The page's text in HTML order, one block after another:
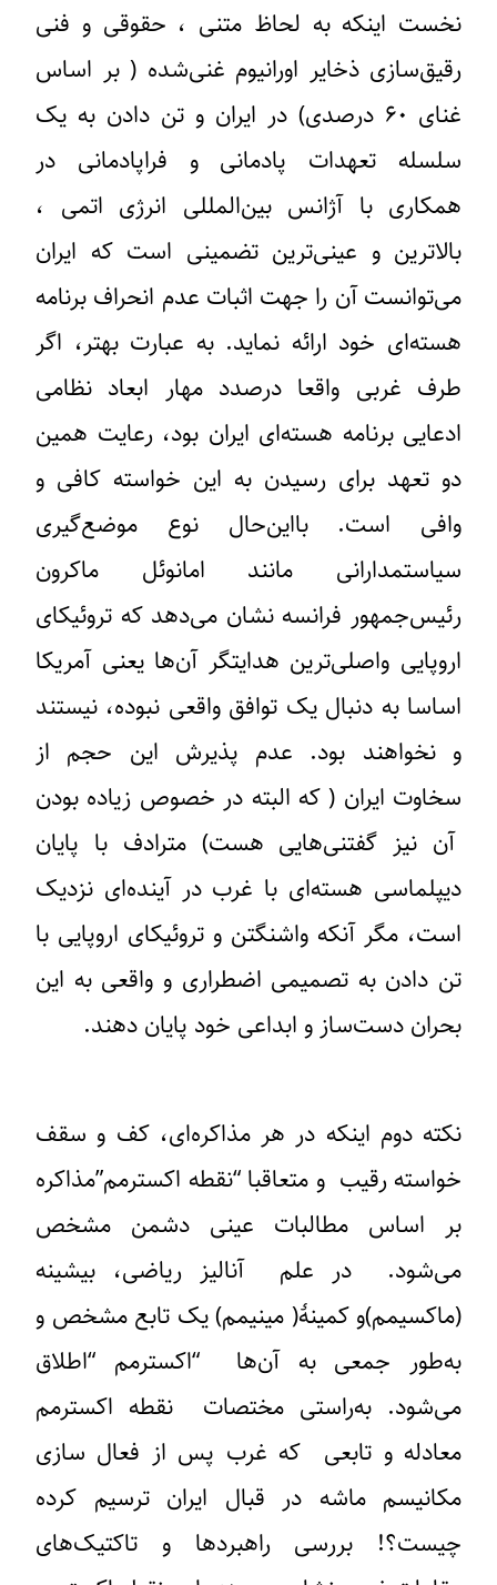
نخست اینکه به لحاظ متنی ، حقوقی و فنی
رقیق‌سازی ذخایر اورانیوم غنی‌شده ( بر اساس
غنای ۶۰ درصدی) در ایران و تن دادن به یک
سلسله تعهدات پادمانی و فراپادمانی در
همکاری با آژانس بین‌المللی انرژی اتمی ،
بالاترین و عینی‌ترین تضمینی است که ایران
می‌توانست آن را جهت اثبات عدم انحراف برنامه
هسته‌ای خود ارائه نماید. به عبارت بهتر، اگر
طرف غربی واقعا درصدد مهار ابعاد نظامی
ادعایی برنامه هسته‌ای ایران بود، رعایت همین
دو تعهد برای رسیدن به این خواسته کافی و
وافی است. بااین‌حال نوع موضع‌گیری
سیاستمدارانی مانند امانوئل ماکرون
رئیس‌جمهور فرانسه نشان می‌دهد که تروئیکای
اروپایی واصلی‌ترین هدایتگر آن‌ها یعنی آمریکا
اساسا به دنبال یک توافق واقعی نبوده، نیستند
و نخواهند بود. عدم پذیرش این حجم از
سخاوت ایران ( که البته در خصوص زیاده بودن
آن نیز گفتنی‌هایی هست) مترادف با پایان
دیپلماسی هسته‌ای با غرب در آینده‌ای نزدیک
است، مگر آنکه واشنگتن و تروئیکای اروپایی با
تن دادن به تصمیمی اضطراری و واقعی به این
بحران دست‌ساز و ابداعی خود پایان دهند.
نکته دوم اینکه در هر مذاکره‌ای، کف و سقف
خواسته رقیب و متعاقبا “نقطه اکسترمم”مذاکره
بر اساس مطالبات عینی دشمن مشخص
می‌شود. در علم آنالیز ریاضی، بیشینه
(ماکسیمم)و کمینهٔ( مینیمم) یک تابع مشخص و
به‌طور جمعی به آن‌ها “اکسترمم‌ “اطلاق
می‌شود. به‌راستی مختصات نقطه اکسترمم
معادله و تابعی که غرب پس از فعال سازی
مکانیسم ماشه در قبال ایران ترسیم کرده
چیست؟! بررسی راهبردها و تاکتیک‌های